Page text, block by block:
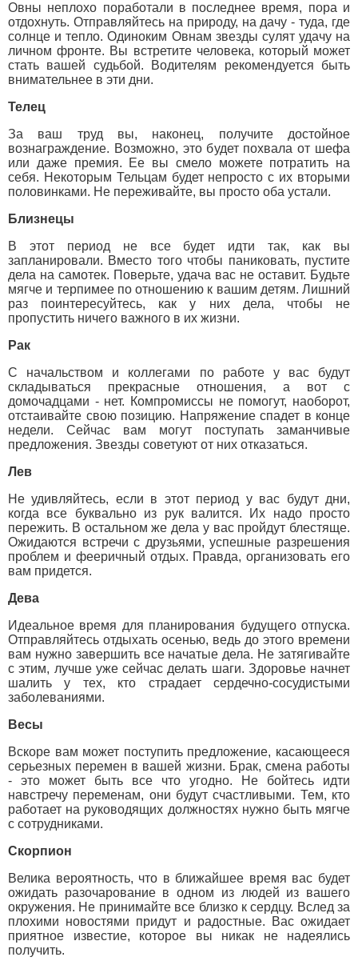
Овны неплохо поработали в последнее время, пора и
отдохнуть. Отправляйтесь на природу, на дачу - туда, где
солнце и тепло. Одиноким Овнам звезды сулят удачу на
личном фронте. Вы встретите человека, который может
стать вашей судьбой. Водителям рекомендуется быть
внимательнее в эти дни.
Телец
За ваш труд вы, наконец, получите достойное
вознаграждение. Возможно, это будет похвала от шефа
или даже премия. Ее вы смело можете потратить на
себя. Некоторым Тельцам будет непросто с их вторыми
половинками. Не переживайте, вы просто оба устали.
Близнецы
В этот период не все будет идти так, как вы
запланировали. Вместо того чтобы паниковать, пустите
дела на самотек. Поверьте, удача вас не оставит. Будьте
мягче и терпимее по отношению к вашим детям. Лишний
раз поинтересуйтесь, как у них дела, чтобы не
пропустить ничего важного в их жизни.
Рак
С начальством и коллегами по работе у вас будут
складываться прекрасные отношения, а вот с
домочадцами - нет. Компромиссы не помогут, наоборот,
отстаивайте свою позицию. Напряжение спадет в конце
недели. Сейчас вам могут поступать заманчивые
предложения. Звезды советуют от них отказаться.
Лев
Не удивляйтесь, если в этот период у вас будут дни,
когда все буквально из рук валится. Их надо просто
пережить. В остальном же дела у вас пройдут блестяще.
Ожидаются встречи с друзьями, успешные разрешения
проблем и фееричный отдых. Правда, организовать его
вам придется.
Дева
Идеальное время для планирования будущего отпуска.
Отправляйтесь отдыхать осенью, ведь до этого времени
вам нужно завершить все начатые дела. Не затягивайте
с этим, лучше уже сейчас делать шаги. Здоровье начнет
шалить у тех, кто страдает сердечно-сосудистыми
заболеваниями.
Весы
Вскоре вам может поступить предложение, касающееся
серьезных перемен в вашей жизни. Брак, смена работы
- это может быть все что угодно. Не бойтесь идти
навстречу переменам, они будут счастливыми. Тем, кто
работает на руководящих должностях нужно быть мягче
с сотрудниками.
Скорпион
Велика вероятность, что в ближайшее время вас будет
ожидать разочарование в одном из людей из вашего
окружения. Не принимайте все близко к сердцу. Вслед за
плохими новостями придут и радостные. Вас ожидает
приятное известие, которое вы никак не надеялись
получить.